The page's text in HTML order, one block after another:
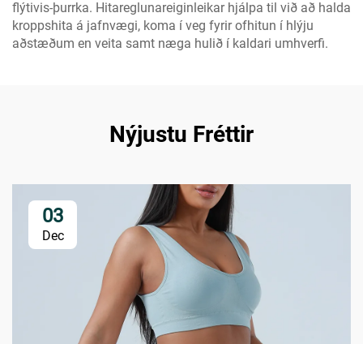
flýtivis-þurrka. Hitareglunareiginleikar hjálpa til við að halda
kroppshita á jafnvægi, koma í veg fyrir ofhitun í hlýju
aðstæðum en veita samt næga hulið í kaldari umhverfi.
Nýjustu Fréttir
03
Dec